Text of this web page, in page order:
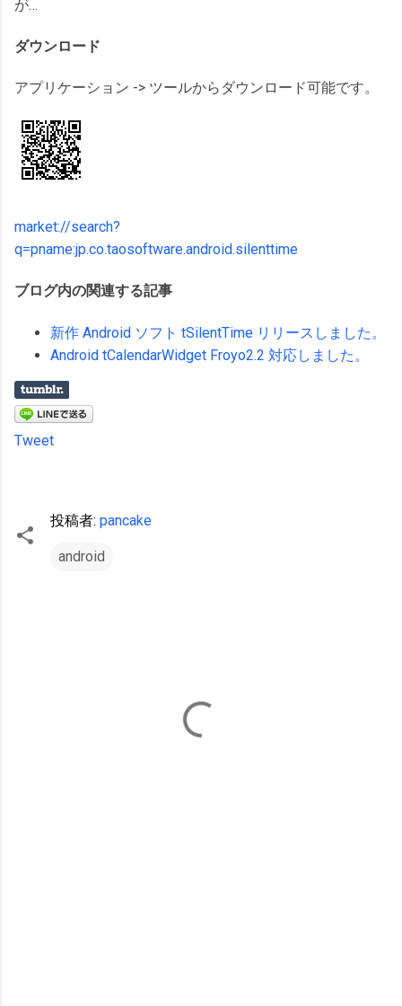
が…
ダウンロード
アプリケーション -> ツールからダウンロード可能です。
market://search?
q=pname:jp.co.taosoftware.android.silenttime
ブログ内の関連する記事
新作 Android ソフト tSilentTime リリースしました。
Android tCalendarWidget Froyo2.2 対応しました。
Tweet
投稿者: pancake
android